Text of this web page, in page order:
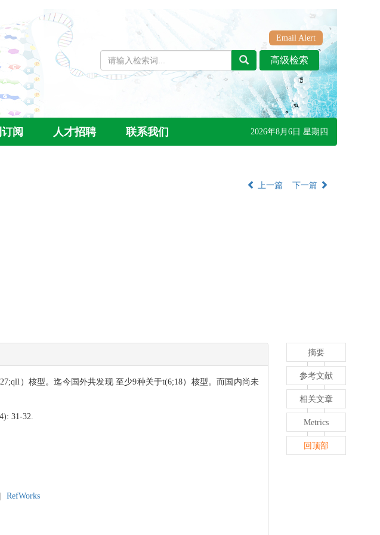
Email Alert
阅 人才招聘 联系我们 2026年8月6日 星期四
上一篇 下一篇
）核型。迄今国外共发现 至少9种关于t(6;18）核型。而国内尚未
31-32.
RefWorks
摘要
参考文献
相关文章
Metrics
回顶部